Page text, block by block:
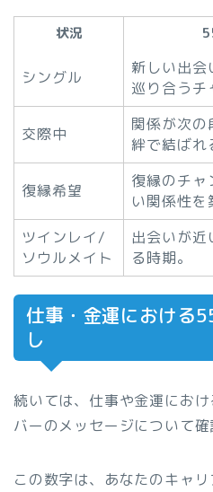
状況
シングル
新しい出会
巡り合うチ
交際中
関係が次の
絆で結ばれ
復縁希望
復縁のチャ
い関係性を
ツインレイ/
ソウルメイト
出会いが近
る時期。
仕事・金運における
し
続いては、仕事や金運にお
バーのメッセージについて確
この数字は、あなたのキャ